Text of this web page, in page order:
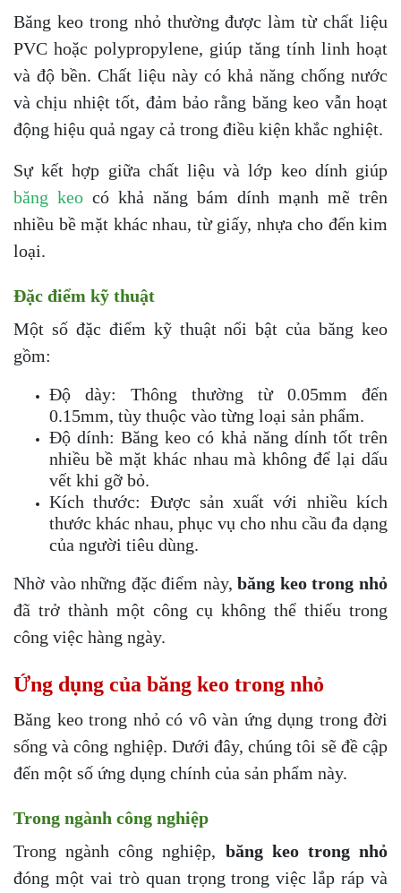
Băng keo trong nhỏ thường được làm từ chất liệu
PVC hoặc polypropylene, giúp tăng tính linh hoạt
và độ bền. Chất liệu này có khả năng chống nước
và chịu nhiệt tốt, đảm bảo rằng băng keo vẫn hoạt
động hiệu quả ngay cả trong điều kiện khắc nghiệt.
Sự kết hợp giữa chất liệu và lớp keo dính giúp
băng keo có khả năng bám dính mạnh mẽ trên
nhiều bề mặt khác nhau, từ giấy, nhựa cho đến kim
loại.
Đặc điểm kỹ thuật
Một số đặc điểm kỹ thuật nổi bật của băng keo
gồm:
Độ dày: Thông thường từ 0.05mm đến
0.15mm, tùy thuộc vào từng loại sản phẩm.
Độ dính: Băng keo có khả năng dính tốt trên
nhiều bề mặt khác nhau mà không để lại dấu
vết khi gỡ bỏ.
Kích thước: Được sản xuất với nhiều kích
thước khác nhau, phục vụ cho nhu cầu đa dạng
của người tiêu dùng.
Nhờ vào những đặc điểm này,băng keo trong nhỏ
đã trở thành một công cụ không thể thiếu trong
công việc hàng ngày.
Ứng dụng của băng keo trong nhỏ
Băng keo trong nhỏ có vô vàn ứng dụng trong đời
sống và công nghiệp. Dưới đây, chúng tôi sẽ đề cập
đến một số ứng dụng chính của sản phẩm này.
Trong ngành công nghiệp
Trong ngành công nghiệp, băng keo trong nhỏ
đóng một vai trò quan trọng trong việc lắp ráp và